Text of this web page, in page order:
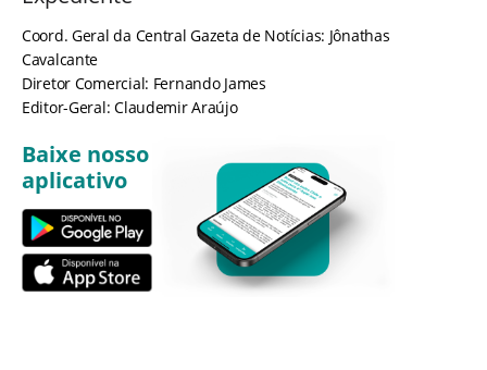
Coord. Geral da Central Gazeta de Notícias: Jônathas
Cavalcante
Diretor Comercial: Fernando James
Editor-Geral: Claudemir Araújo
Baixe nosso
aplicativo